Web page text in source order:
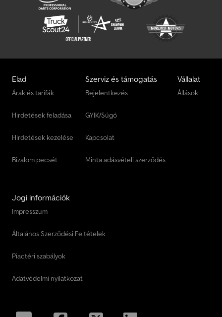
Elad
Árak és tarifák
Hirdetések feladása
Hirdetések kezelése
Bizalom pecsét
Szerviz és támogatás
Bejelentkezés
GYIK/Súgó
Kapcsolat
Minta adásvételi szerződés
Vállalat
Állások
Jogi információk
Impresszum
Általános Szerződési Feltételek
Piactéri szabályok
Adatvédelmi nyilatkozat